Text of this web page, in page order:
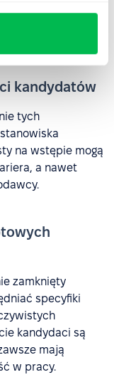
kandydatów
tych
na wstępie mogą
a nawet
zamknięty
specyfiki
kandydaci są
mają
w pracy.